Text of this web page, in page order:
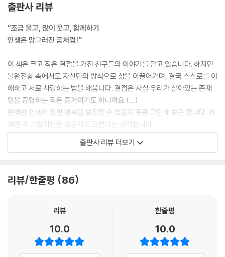
출판사 리뷰
“조금 울고, 많이 웃고, 함께하기
인생은 망그러진 곰처럼!”
이 책은 크고 작은 결점을 가진 친구들의 이야기를 담고 있습니다. 하지만
불완전함 속에서도 자신만의 방식으로 삶을 이끌어가며, 결국 스스로를 이
해하고 서로 사랑하는 법을 배웁니다. 결점은 사실 우리가 살아있는 존재
임을 증명하는 작은 증거이기도 하니까요 (…)
완벽한 인생이 정말 행복을 보장할 수 있을지 종종 고민해 보곤 합니다. 어
쩌면 꼭 그렇지만은 않을지도 모른다는 생각입니다.
2024년 12월, 유랑
하고 사랑스러운 ‘망그러진 햄터’, 그리고 새롭게 결성된 ‘부앙단’까지! 평
망그러진 친구들이 더욱 풍성한 이야기로 돌아왔다.
출판사 리뷰 더보기
리뷰/한줄평 86
리뷰
10.0
한줄평
10.0